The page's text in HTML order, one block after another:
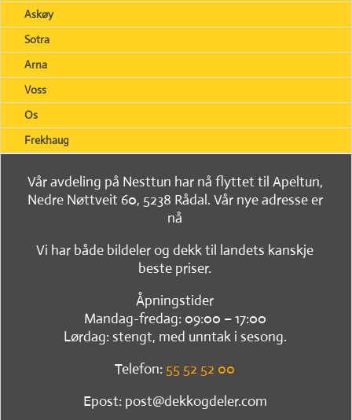
Askøy
Sotra
Arna
Voss
Os
Frekhaug
Vår avdeling på Nesttun har nå flyttet til Apeltun,
Nedre Nøttveit 60, 5238 Rådal. Vår nye adresse er
nå
Vi har både bildeler og dekk til landets kanskje
beste priser.
Åpningstider
Mandag-fredag: 09:00 – 17:00
Lørdag: stengt, med unntak i sesong.
Telefon: 55 52 52 00
Epost: post@dekkogdeler.com